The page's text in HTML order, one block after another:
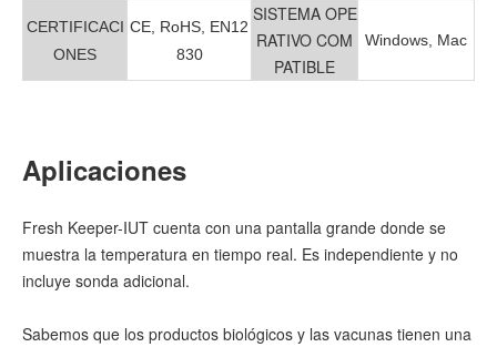
CERTIFICACI
ONES
CE, RoHS, EN12
830
SISTEMA OPE
RATIVO COM
PATIBLE
Windows, Mac
Aplicaciones
Fresh Keeper-IUT cuenta con una pantalla grande donde se
muestra la temperatura en tiempo real. Es independiente y no
incluye sonda adicional.
Sabemos que los productos biológicos y las vacunas tienen una